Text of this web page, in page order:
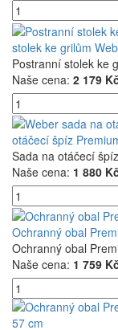
stolek ke grilům
Postranní stolek ke
Naše cena: 2 179
otáčecí špíz
Sada na otáčecí
Naše cena: 1 880
Ochranný obal
Ochranný obal
Naše cena: 1 759